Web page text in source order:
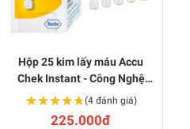
Hộp 25 kim lấy máu Accu
Chek Instant - Công Nghệ
Đức C122
★★★★★
★★★★★(4 đánh giá)
225.000đ